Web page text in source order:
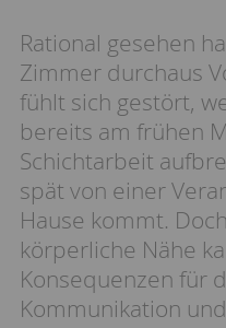
Rational gesehen
Zimmer durchaus
fühlt sich gestört,
bereits am frühen
Schichtarbeit
spät von einer
Hause kommt.
körperliche Nähe
Konsequenzen für
Kommunikation